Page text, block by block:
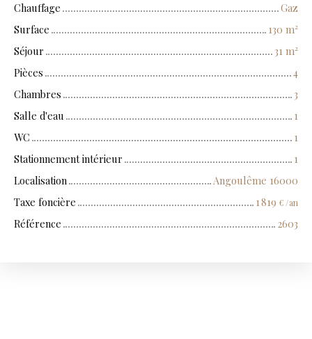
Chauffage
Gaz
Surface
130 m²
Séjour
31 m²
Pièces
4
Chambres
3
Salle d'eau
1
WC
1
Stationnement intérieur
1
Localisation
Angoulême 16000
Taxe foncière
1 819 € /an
Référence 2603